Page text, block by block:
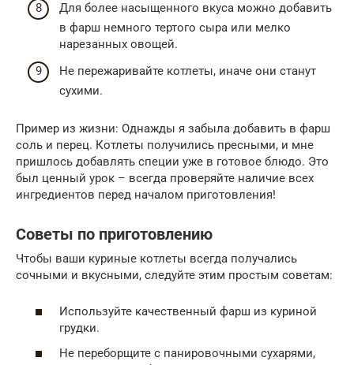
Для более насыщенного вкуса можно добавить
в фарш немного тертого сыра или мелко
нарезанных овощей.
Не пережаривайте котлеты, иначе они станут
сухими.
Пример из жизни: Однажды я забыла добавить в фарш
соль и перец. Котлеты получились пресными, и мне
пришлось добавлять специи уже в готовое блюдо. Это
был ценный урок – всегда проверяйте наличие всех
ингредиентов перед началом приготовления!
Советы по приготовлению
Чтобы ваши куриные котлеты всегда получались
сочными и вкусными, следуйте этим простым советам:
Используйте качественный фарш из куриной
грудки.
Не переборщите с панировочными сухарями,